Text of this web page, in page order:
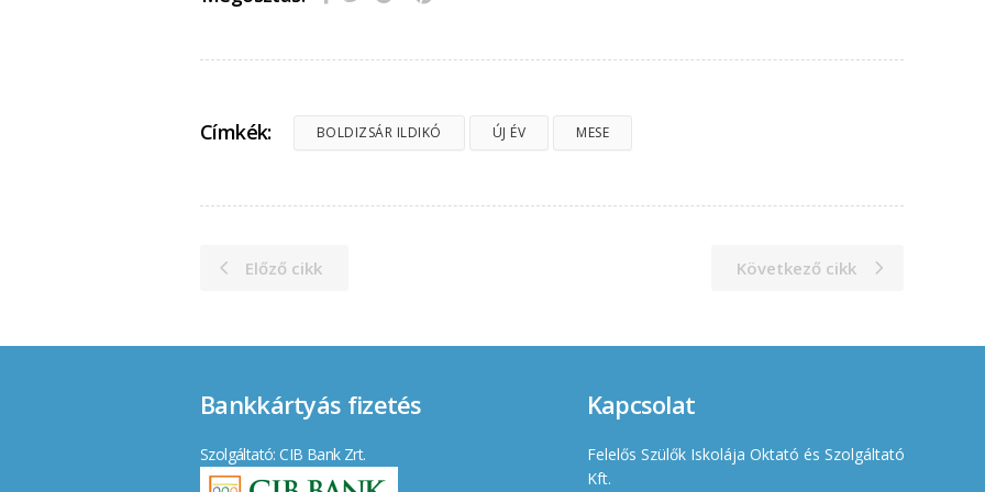
Címkék: BOLDIZSÁR ILDIKÓ ÚJ ÉV MESE
Előző cikk Következő cikk
Bankkártyás fizetés
Szolgáltató: CIB Bank Zrt.
Kapcsolat
Felelős Szülők Iskolája Oktató és Szolgáltató
Kft.